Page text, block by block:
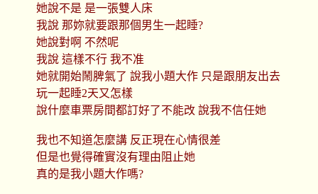
她說不是 是一張雙人床
我說 那妳就要跟那個男生一起睡?
她說對啊 不然呢
我說 這樣不行 我不准
她就開始鬧脾氣了 說我小題大作 只是跟朋友出去
玩一起睡2天又怎樣
說什麼車票房間都訂好了不能改 說我不信任她
我也不知道怎麼講 反正現在心情很差
但是也覺得確實沒有理由阻止她
真的是我小題大作嗎?